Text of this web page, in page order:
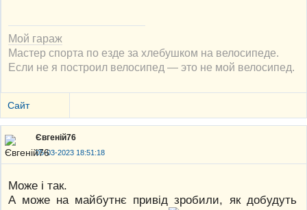
Мой гараж
Мастер спорта по езде за хлебушком на велосипеде.
Если не я построил велосипед — это не мой велосипед.
Сайт
Євгеній76
05-03-2023 18:51:18
Може і так.
А може на майбутнє привід зробили, як добудуть